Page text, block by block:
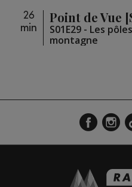
26
min
Point de Vue
S01E29 - Les
montagne